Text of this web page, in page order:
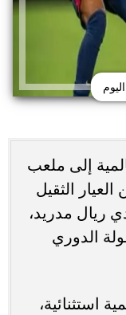
إلى ملعب
الثقيل
ريال مدريد،
35 من بطولة الدوري
استثنائية،